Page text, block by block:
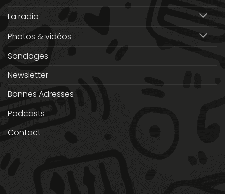
La radio
Photos & vidéos
Sondages
Newsletter
Bonnes Adresses
Podcasts
Contact